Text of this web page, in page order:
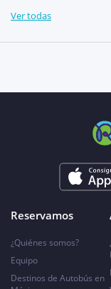
Ver todas
Reservamos
¿Quiénes somos?
Equipo
Destinos de Autobús en